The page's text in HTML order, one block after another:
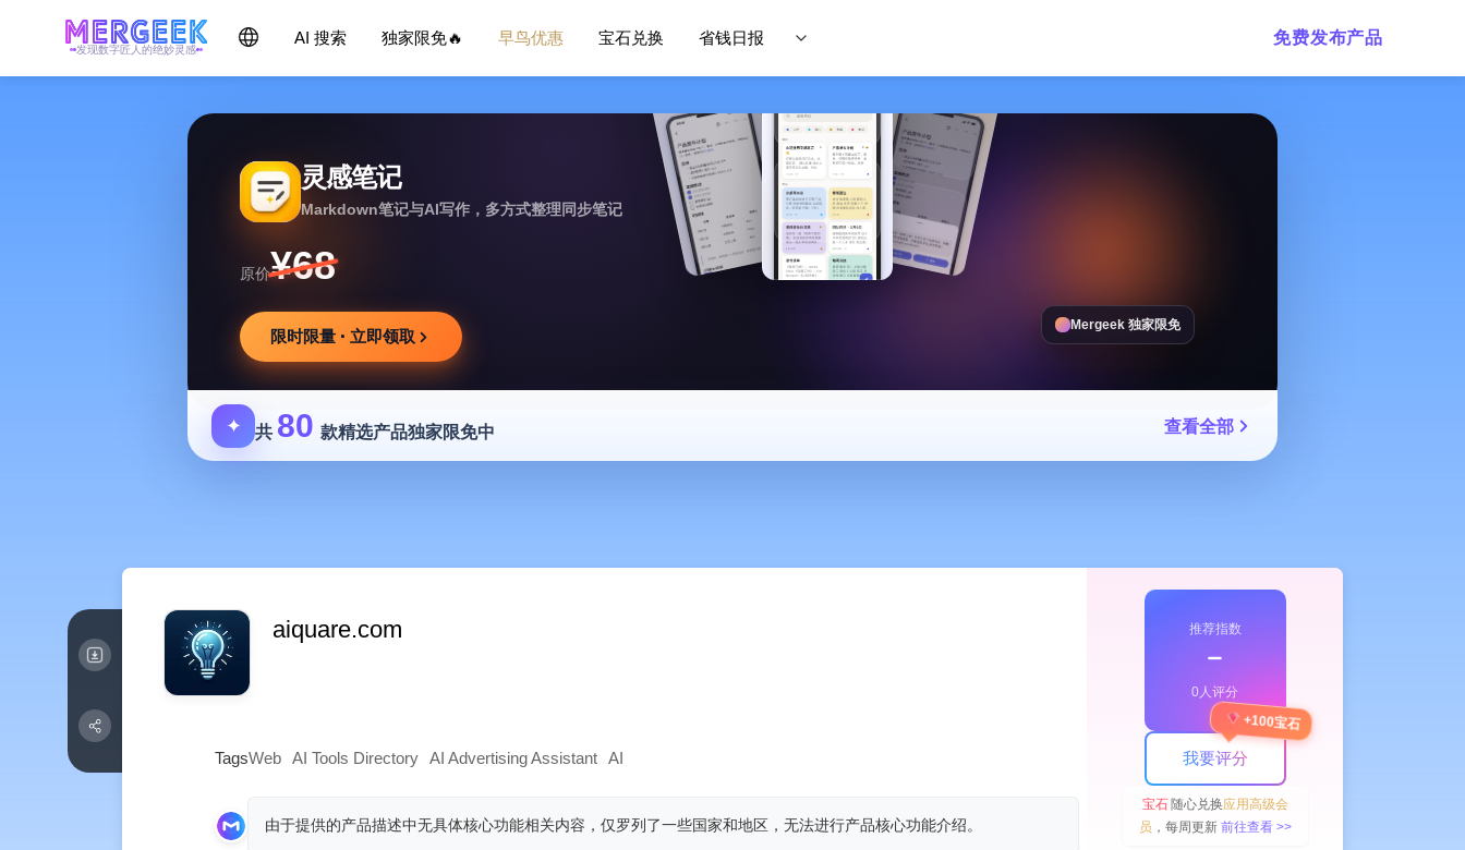
发现数字匠人的绝妙灵感
AI 搜索 独家限免🔥 早鸟优惠 宝石兑换 省钱日报 免费发布产品
灵感笔记
Markdown笔记与AI写作，多方式整理同步笔记
原价¥68
限时限量 · 立即领取
Mergeek 独家限免
✦ 共 80 款精选产品独家限免中 查看全部
aiquare.com
TagsWeb AI Tools Directory AI Advertising Assistant AI
由于提供的产品描述中无具体核心功能相关内容，仅罗列了一些国家和地区，无法进行产品核心功能介绍。
推荐指数
﹣
0人评分
我要评分
+100宝石
宝石 随心兑换应用高级会
员 ，每周更新 前往查看 >>